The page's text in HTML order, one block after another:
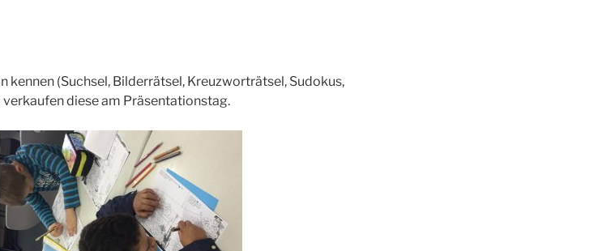
kennen (Suchsel, Bilderrätsel, Kreuzworträtsel, Sudokus,
diese am Präsentationstag.